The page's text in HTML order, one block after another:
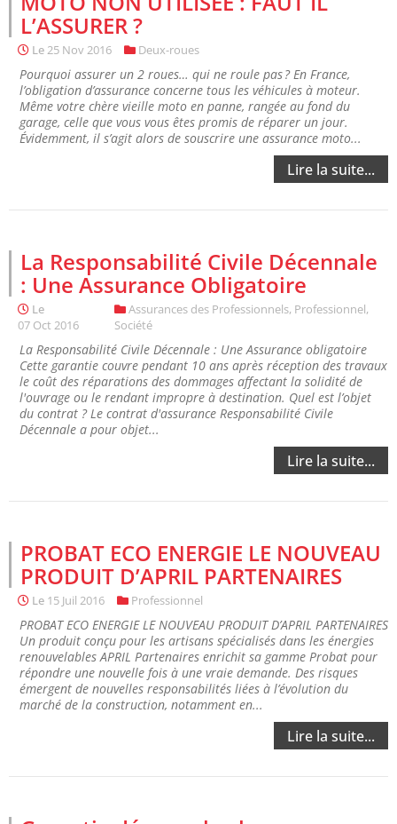
L’ASSURER ?
Le25 Nov 2016 Deux-roues
Pourquoi assurer un 2 roues… qui ne roule pas ? En France,
l’obligation d’assurance concerne tous les véhicules à moteur.
Même votre chère vieille moto en panne, rangée au fond du
garage, celle que vous vous êtes promis de réparer un jour.
Évidemment, il s’agit alors de souscrire une assurance moto...
Lire la suite...
La Responsabilité Civile Décennale
: Une Assurance Obligatoire
Le
07 Oct 2016
Assurances des Professionnels, Professionnel,
Société
La Responsabilité Civile Décennale : Une Assurance obligatoire
Cette garantie couvre pendant 10 ans après réception des travaux
le coût des réparations des dommages affectant la solidité de
l'ouvrage ou le rendant impropre à destination. Quel est l’objet
du contrat ? Le contrat d'assurance Responsabilité Civile
Décennale a pour objet...
Lire la suite...
PROBAT ECO ENERGIE LE NOUVEAU
PRODUIT D’APRIL PARTENAIRES
Le 15 Juil 2016 Professionnel
PROBAT ECO ENERGIE LE NOUVEAU PRODUIT D’APRIL PARTENAIRES
Un produit conçu pour les artisans spécialisés dans les énergies
renouvelables APRIL Partenaires enrichit sa gamme Probat pour
répondre une nouvelle fois à une vraie demande. Des risques
émergent de nouvelles responsabilités liées à l’évolution du
marché de la construction, notamment en...
Lire la suite...